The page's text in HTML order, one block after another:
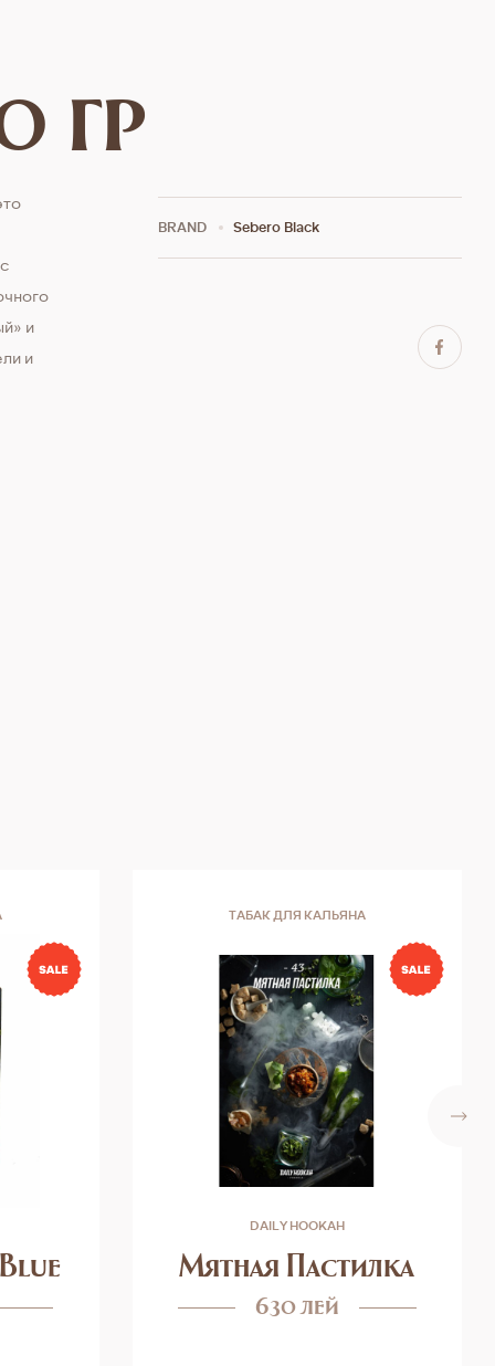
гр
и
и
BRAND Sebero Black
ТАБАК ДЛЯ КАЛЬЯНА
DAILY HOOKAH
Мятная Пастилка
630 лей